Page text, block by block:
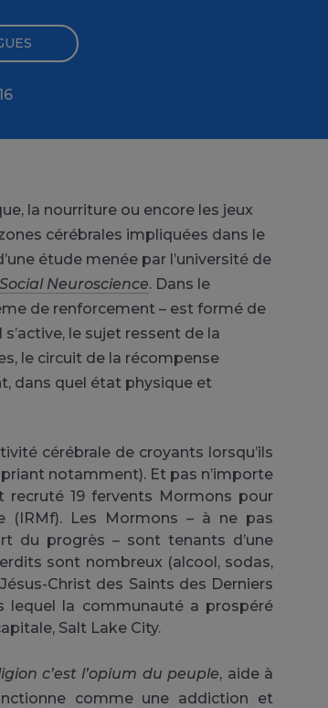
la nourriture ou encore les jeux
cérébrales impliquées dans le
étude menée par l’université de
Social Neuroscience. Dans le
de renforcement – est formé de
le sujet ressent de la
le circuit de la récompense
dans quel état physique et
cérébrale de croyants lorsqu’ils
notamment). Et pas n’importe
recruté 19 fervents Mormons pour
(IRMf). Les Mormons – à ne pas
du progrès – sont tenants d’une
sont nombreux (alcool, sodas,
Christ des Saints des Derniers
lequel la communauté a prospéré
Salt Lake City.
c’est l’opium du peuple, aide à
comme une addiction et